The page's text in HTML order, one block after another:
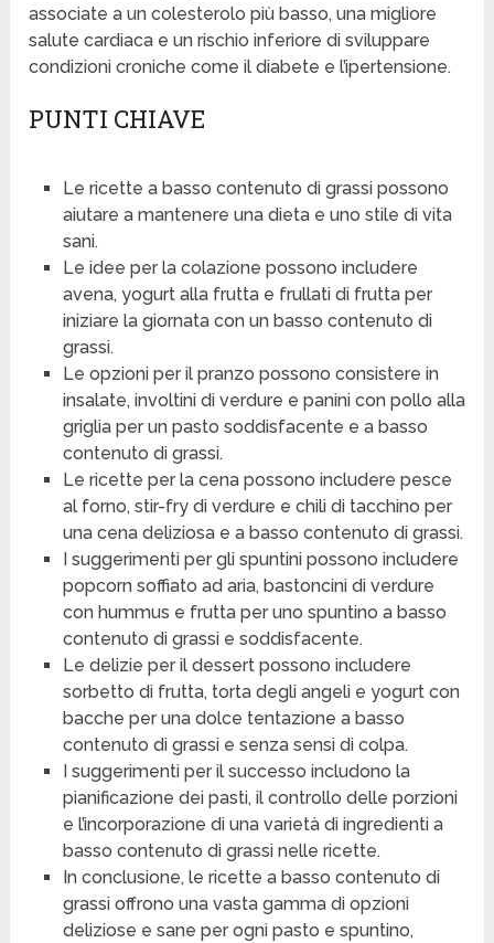
associate a un colesterolo più basso, una migliore
salute cardiaca e un rischio inferiore di sviluppare
condizioni croniche come il diabete e l’ipertensione.
PUNTI CHIAVE
Le ricette a basso contenuto di grassi possono
aiutare a mantenere una dieta e uno stile di vita
sani.
Le idee per la colazione possono includere
avena, yogurt alla frutta e frullati di frutta per
iniziare la giornata con un basso contenuto di
grassi.
Le opzioni per il pranzo possono consistere in
insalate, involtini di verdure e panini con pollo alla
griglia per un pasto soddisfacente e a basso
contenuto di grassi.
Le ricette per la cena possono includere pesce
al forno, stir-fry di verdure e chili di tacchino per
una cena deliziosa e a basso contenuto di grassi.
I suggerimenti per gli spuntini possono includere
popcorn soffiato ad aria, bastoncini di verdure
con hummus e frutta per uno spuntino a basso
contenuto di grassi e soddisfacente.
Le delizie per il dessert possono includere
sorbetto di frutta, torta degli angeli e yogurt con
bacche per una dolce tentazione a basso
contenuto di grassi e senza sensi di colpa.
I suggerimenti per il successo includono la
pianificazione dei pasti, il controllo delle porzioni
e l’incorporazione di una varietà di ingredienti a
basso contenuto di grassi nelle ricette.
In conclusione, le ricette a basso contenuto di
grassi offrono una vasta gamma di opzioni
deliziose e sane per ogni pasto e spuntino,